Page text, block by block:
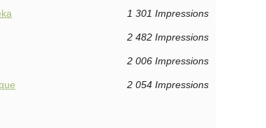
1 301 Impressions
2 482 Impressions
2 006 Impressions
2 054 Impressions